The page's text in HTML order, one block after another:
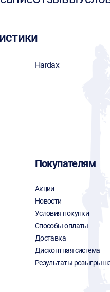
Hardax
Покупателям
Акции
Новости
Условия покупки
Способы оплаты
Доставка
Дисконтная система
Результаты